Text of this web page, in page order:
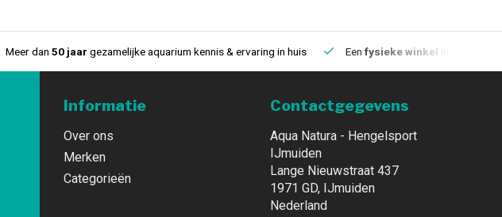
Meer dan 50 jaar gezamelijke aquarium kennis & ervaring in huis Een fysieke winkel
Informatie
Over ons
Merken
Categorieën
Contactgegevens
Aqua Natura - Hengelsport
IJmuiden
Lange Nieuwstraat 437
1971 GD, IJmuiden
Nederland